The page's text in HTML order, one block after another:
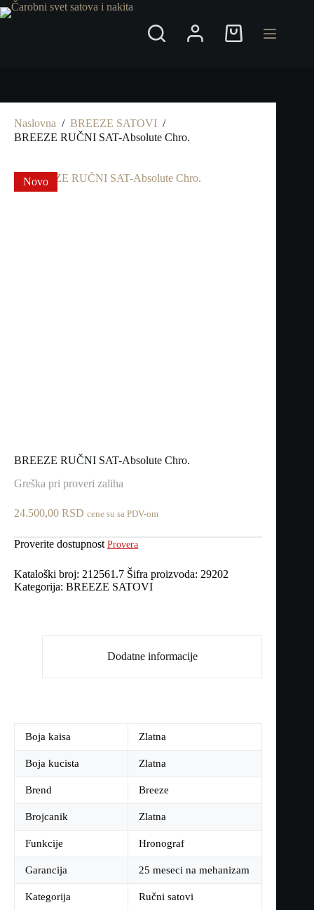
Preskoči
na
Shopping
Naslovna / BREEZE SATOVI /
BREEZE RUČNI SAT-Absolute Chro.
Novo
BREEZE RUČNI SAT-Absolute Chro.
Greška pri proveri zaliha
24.500,00 RSD cene su sa PDV-om
Proverite dostupnost Provera
Kataloški broj: 212561.7 Šifra proizvoda: 29202
Kategorija: BREEZE SATOVI
Dodatne informacije
Boja kaisa Zlatna
Boja kucista Zlatna
Brend Breeze
Brojcanik Zlatna
Funkcije Hronograf
Garancija 25 meseci na mehanizam
Kategorija Ručni satovi